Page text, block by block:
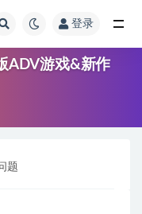
登录
ADV游戏&新作
题